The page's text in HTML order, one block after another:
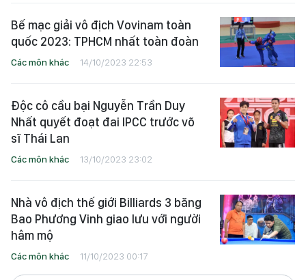
Bế mạc giải vô địch Vovinam toàn
quốc 2023: TPHCM nhất toàn đoàn
Các môn khác 14/10/2023 22:53
Độc cô cầu bại Nguyễn Trần Duy
Nhất quyết đoạt đai IPCC trước võ
sĩ Thái Lan
Các môn khác 13/10/2023 23:02
Nhà vô địch thế giới Billiards 3 băng
Bao Phương Vinh giao lưu với người
hâm mộ
Các môn khác 11/10/2023 00:17